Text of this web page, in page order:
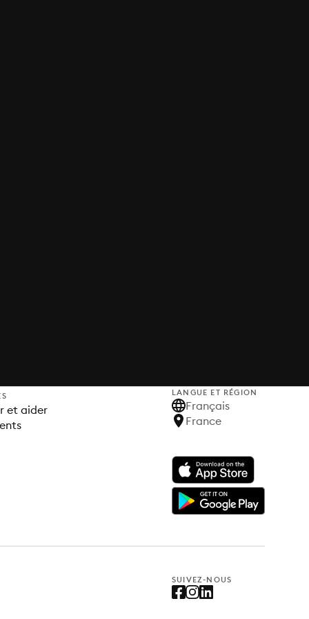
et aider
LANGUE ET RÉGION
Français
France
SUIVEZ-NOUS